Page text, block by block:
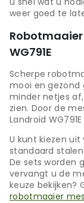
weer goed te
WG791E
Scherpe
mooi en gezond
minder netjes
zien. Door de
Landroid
U kunt kiezen
standaard
De sets worden
vervangt u de
keuze bekijken?
robotmaaier